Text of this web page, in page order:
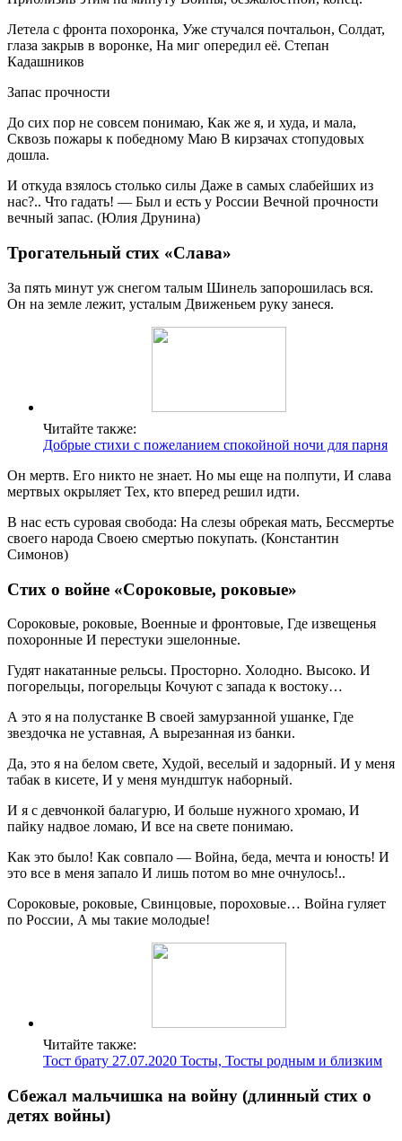
Летела с фронта похоронка, Уже стучался почтальон, Солдат,
глаза закрыв в воронке, На миг опередил её. Степан
Кадашников
Запас прочности
До сих пор не совсем понимаю, Как же я, и худа, и мала,
Сквозь пожары к победному Маю В кирзачах стопудовых
дошла.
И откуда взялось столько силы Даже в самых слабейших из
нас?.. Что гадать! — Был и есть у России Вечной прочности
вечный запас. (Юлия Друнина)
Трогательный стих «Слава»
За пять минут уж снегом талым Шинель запорошилась вся.
Он на земле лежит, усталым Движеньем руку занеся.
Читайте также:
Добрые стихи с пожеланием спокойной ночи для парня
Он мертв. Его никто не знает. Но мы еще на полпути, И слава
мертвых окрыляет Тех, кто вперед решил идти.
В нас есть суровая свобода: На слезы обрекая мать, Бессмертье
своего народа Своею смертью покупать. (Константин
Симонов)
Стих о войне «Сороковые, роковые»
Сороковые, роковые, Военные и фронтовые, Где извещенья
похоронные И перестуки эшелонные.
Гудят накатанные рельсы. Просторно. Холодно. Высоко. И
погорельцы, погорельцы Кочуют с запада к востоку…
А это я на полустанке В своей замурзанной ушанке, Где
звездочка не уставная, А вырезанная из банки.
Да, это я на белом свете, Худой, веселый и задорный. И у меня
табак в кисете, И у меня мундштук наборный.
И я с девчонкой балагурю, И больше нужного хромаю, И
пайку надвое ломаю, И все на свете понимаю.
Как это было! Как совпало — Война, беда, мечта и юность! И
это все в меня запало И лишь потом во мне очнулось!..
Сороковые, роковые, Свинцовые, пороховые… Война гуляет
по России, А мы такие молодые!
Читайте также:
Тост брату 27.07.2020 Тосты, Тосты родным и близким
Сбежал мальчишка на войну (длинный стих о
детях войны)